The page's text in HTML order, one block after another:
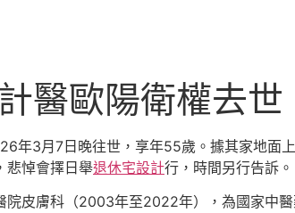
醫歐陽衛權去
年3月7日晚往世，享年55歲。據其家地面
悲悼會擇日舉退休宅設計行，時間另行告訴。
院皮膚科（2003年至2022年），為國家中